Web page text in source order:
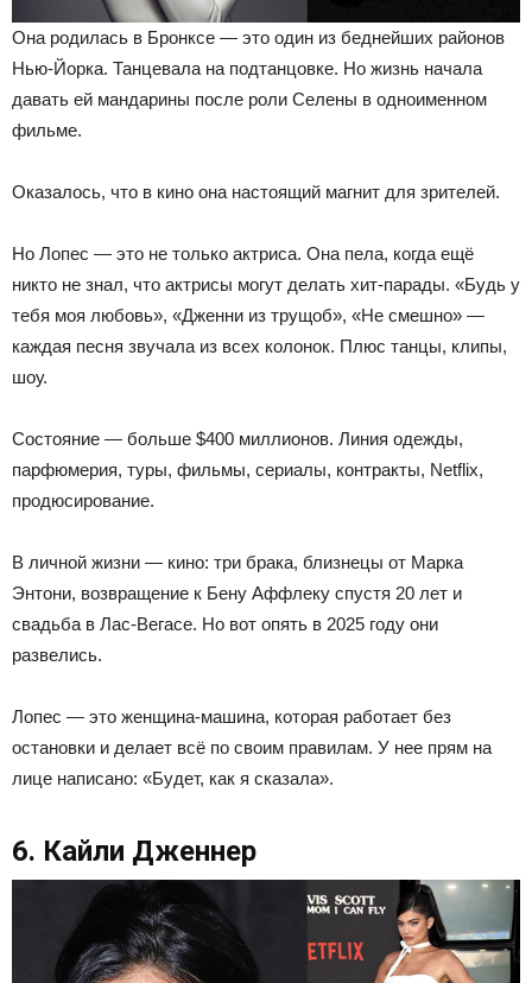
Она родилась в Бронксе — это один из беднейших районов
Нью-Йорка. Танцевала на подтанцовке. Но жизнь начала
давать ей мандарины после роли Селены в одноименном
фильме.
Оказалось, что в кино она настоящий магнит для зрителей.
Но Лопес — это не только актриса. Она пела, когда ещё
никто не знал, что актрисы могут делать хит-парады. «Будь у
тебя моя любовь», «Дженни из трущоб», «Не смешно» —
каждая песня звучала из всех колонок. Плюс танцы, клипы,
шоу.
Состояние — больше $400 миллионов. Линия одежды,
парфюмерия, туры, фильмы, сериалы, контракты, Netflix,
продюсирование.
В личной жизни — кино: три брака, близнецы от Марка
Энтони, возвращение к Бену Аффлеку спустя 20 лет и
свадьба в Лас-Вегасе. Но вот опять в 2025 году они
развелись.
Лопес — это женщина-машина, которая работает без
остановки и делает всё по своим правилам. У нее прям на
лице написано: «Будет, как я сказала».
6. Кайли Дженнер​